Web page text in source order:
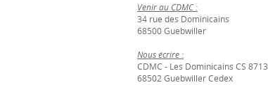
Venir au CDMC :
34 rue des Dominicains
68500 Guebwiller
Nous écrire :
CDMC - Les Dominicains CS 8713
68502 Guebwiller Cedex